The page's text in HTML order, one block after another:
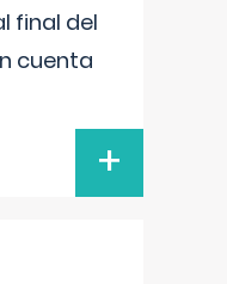
final del
cuenta
+